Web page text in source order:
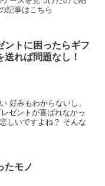
記事はこちら
ントに困ったらギフ
送れば問題なし！
好みもわからないし、
ゼントが喜ばれなかっ
しいですよね？ そんな
たモノ